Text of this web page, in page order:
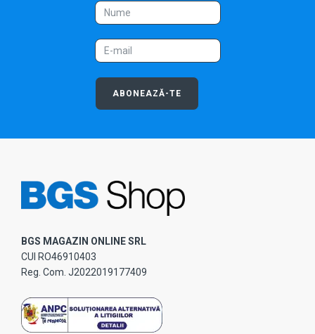
ABONEAZĂ-TE
BGS MAGAZIN ONLINE SRL
CUI RO46910403
Reg. Com. J2022019177409